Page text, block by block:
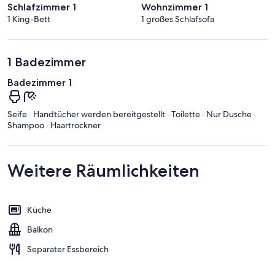
Schlafzimmer 1
1 King-Bett
Wohnzimmer 1
1 großes Schlafsofa
1 Badezimmer
Badezimmer 1
Seife · Handtücher werden bereitgestellt · Toilette · Nur Dusche ·
Shampoo · Haartrockner
Weitere Räumlichkeiten
Küche
Balkon
Separater Essbereich